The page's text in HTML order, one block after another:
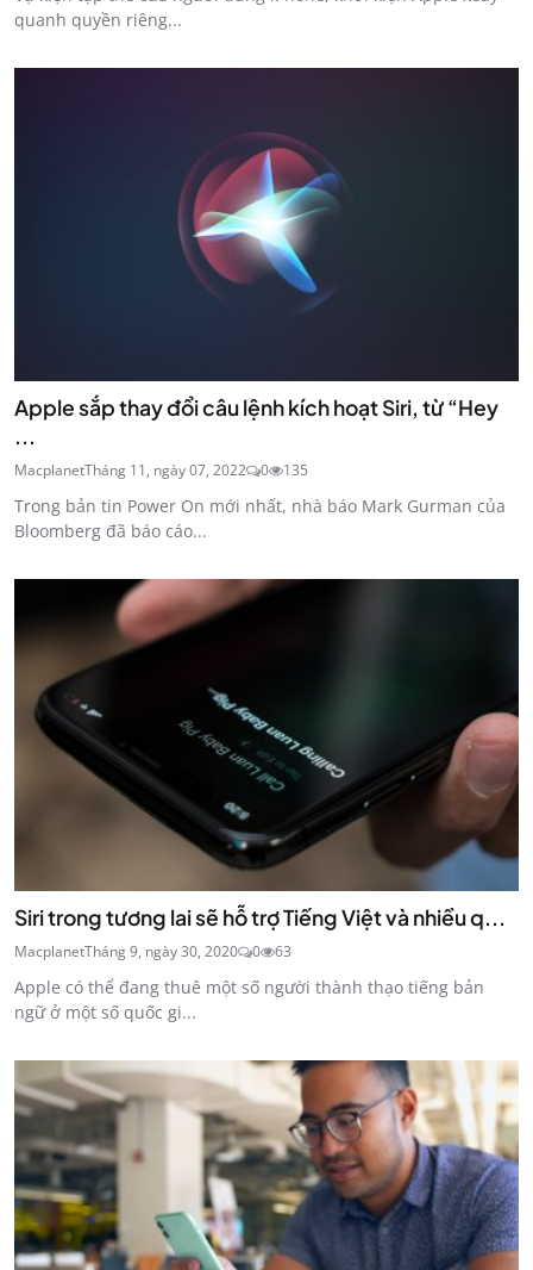
quanh quyền riêng...
Apple sắp thay đổi câu lệnh kích hoạt Siri, từ “Hey
...
MacplanetTháng 11, ngày 07, 2022 0 135
Trong bản tin Power On mới nhất, nhà báo Mark Gurman của
Bloomberg đã báo cáo...
Siri trong tương lai sẽ hỗ trợ Tiếng Việt và nhiều q...
MacplanetTháng 9, ngày 30, 2020 0 63
Apple có thể đang thuê một số người thành thạo tiếng bản
ngữ ở một số quốc gi...